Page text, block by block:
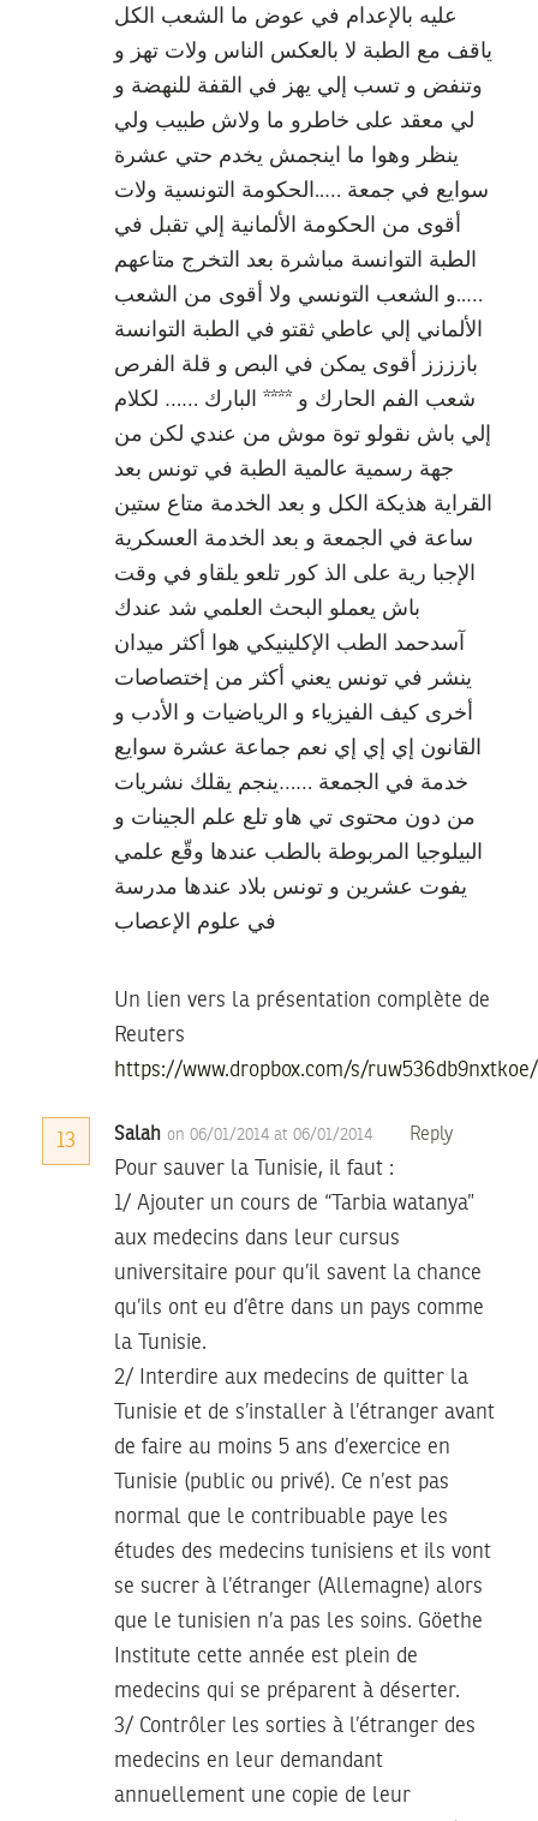
عليه بالإعدام في عوض ما الشعب الكل
ياقف مع الطبة لا بالعكس الناس ولات تهز و
وتنفض و تسب إلي يهز في القفة للنهضة و
لي معقد على خاطرو ما ولاش طبيب ولي
ينظر وهوا ما اينجمش يخدم حتي عشرة
سوايع في جمعة …..الحكومة التونسية ولات
أقوى من الحكومة الألمانية إلي تقبل في
الطبة التوانسة مباشرة بعد التخرج متاعهم
…..و الشعب التونسي ولا أقوى من الشعب
الألماني إلي عاطي ثقتو في الطبة التوانسة
بازززز أقوى يمكن في البص و قلة الفرص
شعب الفم الحارك و **** البارك …… لكلام
إلي باش نقولو توة موش من عندي لكن من
جهة رسمية عالمية الطبة في تونس بعد
القراية هذيكة الكل و بعد الخدمة متاع ستين
ساعة في الجمعة و بعد الخدمة العسكرية
الإجبا رية على الذ كور تلعو يلقاو في وقت
باش يعملو البحث العلمي شد عندك
آسدحمد الطب الإكلينيكي هوا أكثر ميدان
ينشر في تونس يعني أكثر من إختصاصات
أخرى كيف الفيزياء و الرياضيات و الأدب و
القانون إي إي إي نعم جماعة عشرة سوايع
خدمة في الجمعة ……ينجم يقلك نشريات
من دون محتوى تي هاو تلع علم الجينات و
البيلوجيا المربوطة بالطب عندها وقّع علمي
يفوت عشرين و تونس بلاد عندها مدرسة
في علوم الإعصاب
Un lien vers la présentation complète de
Reuters
https://www.dropbox.com/s/
13 Salah on 06/01/2014 at 06/01/2014 Reply
Pour sauver la Tunisie, il faut :
1/ Ajouter un cours de “Tarbia watanya”
aux medecins dans leur cursus
universitaire pour qu’il savent la chance
qu’ils ont eu d’être dans un pays comme
la Tunisie.
2/ Interdire aux medecins de quitter la
Tunisie et de s’installer à l’étranger avant
de faire au moins 5 ans d’exercice en
Tunisie (public ou privé). Ce n’est pas
normal que le contribuable paye les
études des medecins tunisiens et ils vont
se sucrer à l’étranger (Allemagne) alors
que le tunisien n’a pas les soins. Göethe
Institute cette année est plein de
medecins qui se préparent à déserter.
3/ Contrôler les sorties à l’étranger des
medecins en leur demandant
annuellement une copie de leur